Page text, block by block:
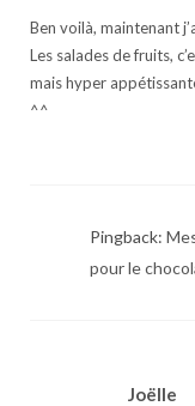
Ben voilà, maintenant
Les salades de fruits,
mais hyper
^^
Pingback:
pour le
Joëlle